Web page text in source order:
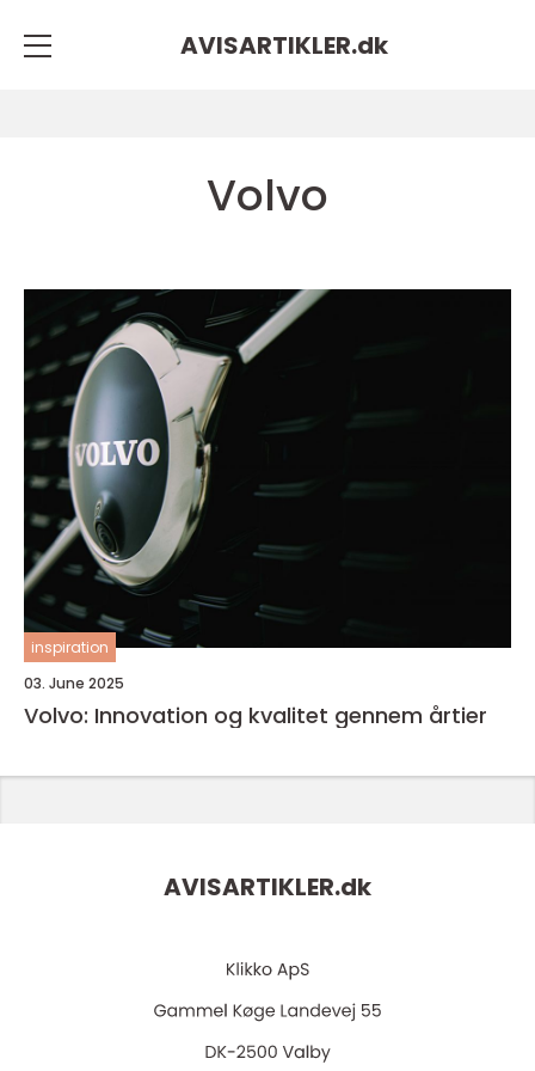
AVISARTIKLER.dk
Volvo
inspiration
03. June 2025
Volvo: Innovation og kvalitet gennem årtier
AVISARTIKLER.dk